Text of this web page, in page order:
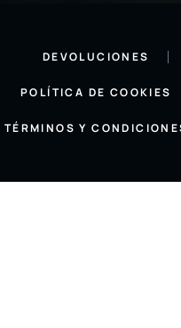
DEVOLUCIONES
POLÍTICA DE COOKIES
TÉRMINOS Y